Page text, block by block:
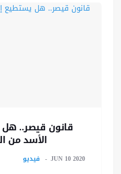
قانون قيصر.. هل
الأسد من
JUN 10 2020 فيديو